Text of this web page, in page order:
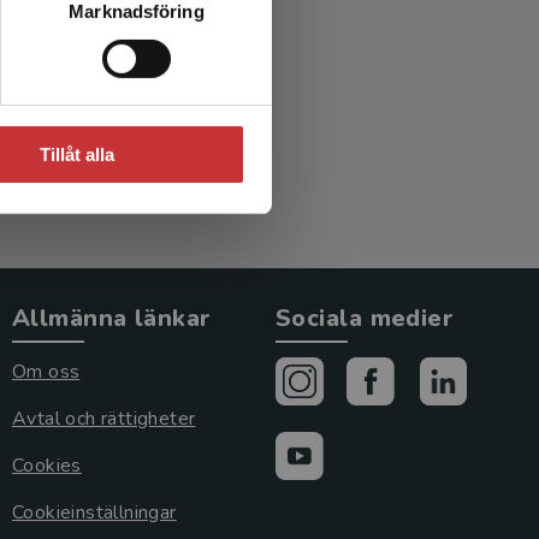
Marknadsföring
Tillåt alla
Allmänna länkar
Om oss
Avtal och rättigheter
Cookies
Cookieinställningar
Sociala medier